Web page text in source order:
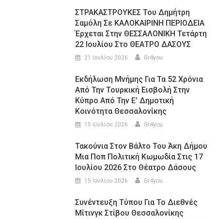
ΣΤΡΑΚΑΣΤΡΟΥΚΕΣ Του Δημήτρη
Σαμόλη Σε ΚΑΛΟΚΑΙΡΙΝΗ ΠΕΡΙΟΔΕΙΑ
Έρχεται Στην ΘΕΣΣΑΛΟΝΙΚΗ Τετάρτη
22 Ιουλίου Στο ΘΕΑΤΡΟ ΔΑΣΟΥΣ
21 Ιουλίου 2026 Gr4you
Εκδήλωση Μνήμης Για Τα 52 Χρόνια
Από Την Τουρκική Εισβολή Στην
Κύπρο Από Την Ε’ Δημοτική
Κοινότητα Θεσσαλονίκης
15 Ιουλίου 2026 Gr4you
Τακούνια Στον Βάλτο Του Άκη Δήμου
Μια Ποπ Πολιτική Κωμωδία Στις 17
Ιουλίου 2026 Στο Θέατρο Δάσους
15 Ιουλίου 2026 Gr4you
Συνέντευξη Τύπου Για Το Διεθνές
Μίτινγκ Στίβου Θεσσαλονίκης